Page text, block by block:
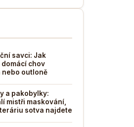
savci: Jak
chov
nebo outloně
a pakobylky:
mistři maskování,
sotva najdete